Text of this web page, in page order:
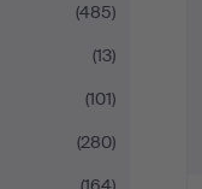
(485)
(13)
(101)
(280)